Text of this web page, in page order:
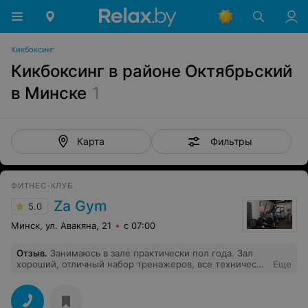
Кикбоксинг
Кикбоксинг в районе Октябрьский
в Минске 1
Карта Фильтры
ФИТНЕС-КЛУБ
5.0 Za Gym
Минск, ул. Авакяна, 21 с 07:00
Отзыв. Занимаюсь в зале практически пол года. Зал
хороший, отличный набор тренажеров, все технически
отзывчивый. Тренера всегда рядом, в нужную минуту
помогают и координируют, а так же составляют
Еще